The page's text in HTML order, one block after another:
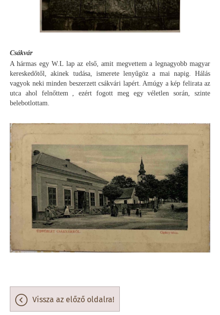
Csákvár
A hármas egy W.L lap az első, amit megvettem a legnagyobb magyar
kereskedőtől, akinek tudása, ismerete lenyűgöz a mai napig. Hálás
vagyok neki minden beszerzett csákvári lapért. Amúgy a kép felirata az
utca ahol felnőttem , ezért fogott meg egy véletlen során, szinte
belebotlottam.
vissza az előző oldalra!